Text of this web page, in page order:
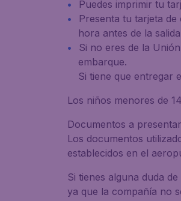
Puedes imprimir tu
Presenta tu tarjeta
hora antes de la
Si no eres de la
embarque.
Si tiene que entregar
Los niños menores de
Documentos a
Los documentos
establecidos en el
Si tienes alguna duda
ya que la compañía no